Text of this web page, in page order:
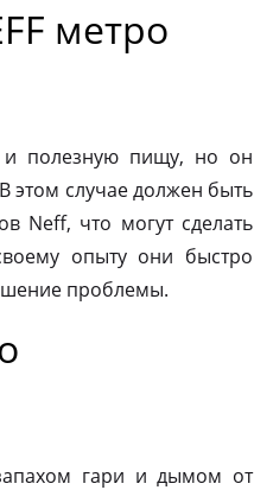
метро
и полезную пищу, но он
этом случае должен быть
Neff, что могут сделать
опыту они быстро
проблемы.
гари и дымом от